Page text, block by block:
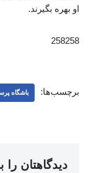
او بهره بگیرند.
258258
برچسب‌ها: باشگاه
دیدگاهتان را